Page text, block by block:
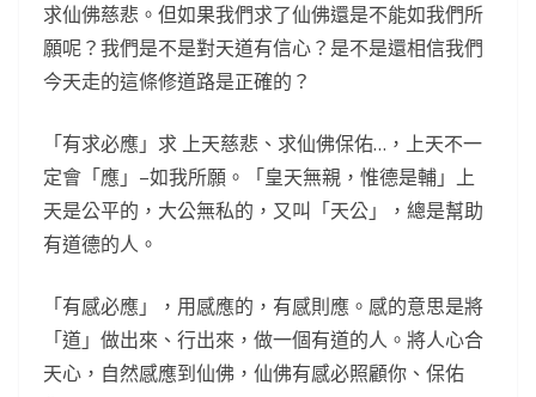
求仙佛慈悲。但如果我們求了仙佛還是不能如我們所
願呢？我們是不是對天道有信心？是不是還相信我們
今天走的這條修道路是正確的？
「有求必應」求 上天慈悲、求仙佛保佑…，上天不一
定會「應」–如我所願。「皇天無親，惟德是輔」上
天是公平的，大公無私的，又叫「天公」，總是幫助
有道德的人。
「有感必應」，用感應的，有感則應。感的意思是將
「道」做出來、行出來，做一個有道的人。將人心合
天心，自然感應到仙佛，仙佛有感必照顧你、保佑